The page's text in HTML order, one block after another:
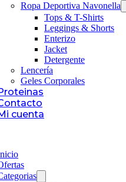
Ropa Deportiva Navonella
Tops & T-Shirts
Leggings & Shorts
Enterizo
Jacket
Detergente
Lencería
Geles Corporales
cuenta